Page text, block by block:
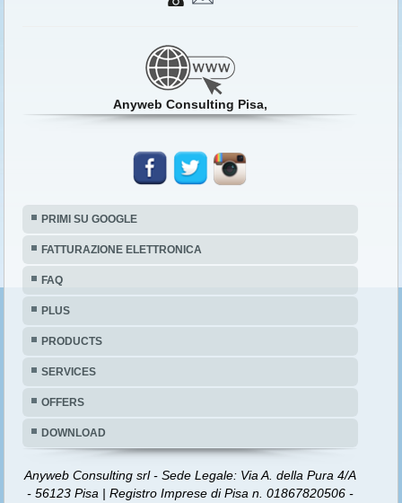
Anyweb Consulting Pisa,
PRIMI SU GOOGLE
FATTURAZIONE ELETTRONICA
FAQ
PLUS
PRODUCTS
SERVICES
OFFERS
DOWNLOAD
Anyweb Consulting srl - Sede Legale: Via A. della Pura 4/A
- 56123 Pisa | Registro Imprese di Pisa n. 01867820506 -